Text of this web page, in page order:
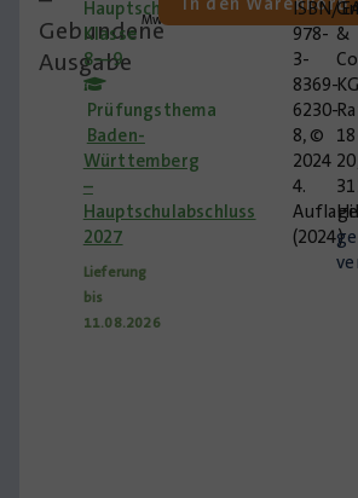
Gebundene
Ausgabe
Hauptschule
Klasse
8—9
Prüfungsthema
Baden-
Württemberg
–
Hauptschulabschluss
2027
Lieferung
bis
11.08.2026
MwSt.
ISBN/
978-
3-
8369-
6230-
8, ©
2024
4.
Auflage
(2024)
&